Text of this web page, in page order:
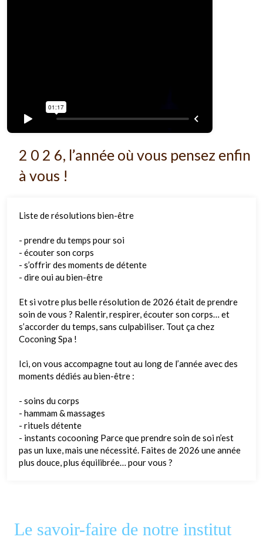
2 0 2 6, l’année où vous pensez enfin
à vous !
Liste de résolutions bien-être
- prendre du temps pour soi
- écouter son corps
- s’offrir des moments de détente
- dire oui au bien-être
Et si votre plus belle résolution de 2026 était de prendre
soin de vous ? Ralentir, respirer, écouter son corps… et
s’accorder du temps, sans culpabiliser. Tout ça chez
Coconing Spa !
Ici, on vous accompagne tout au long de l’année avec des
moments dédiés au bien-être :
- soins du corps
- hammam & massages
- rituels détente
- instants cocooning Parce que prendre soin de soi n’est
pas un luxe, mais une nécessité. Faites de 2026 une année
plus douce, plus équilibrée… pour vous ?
Le savoir-faire de notre institut